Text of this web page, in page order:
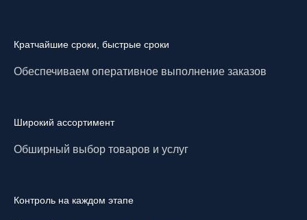
Кратчайшие сроки, быстрые сроки
Обеспечиваем оперативное выполнение заказов
Широкий ассортимент
Обширный выбор товаров и услуг
Контроль на каждом этапе